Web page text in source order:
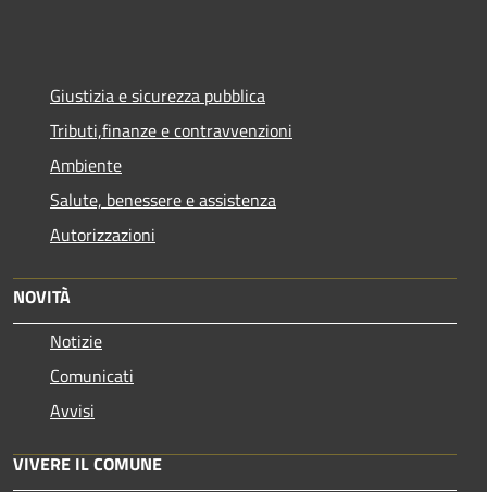
Giustizia e sicurezza pubblica
Tributi,finanze e contravvenzioni
Ambiente
Salute, benessere e assistenza
Autorizzazioni
NOVITÀ
Notizie
Comunicati
Avvisi
VIVERE IL COMUNE